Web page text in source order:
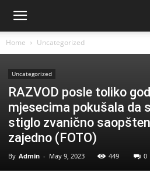
Home Uncategorized
Uncategorized
RAZVOD posle toliko
mjesecima pokušala da
stiglo zvanično
zajedno (FOTO)
By Admin - May 9, 2023 449 0